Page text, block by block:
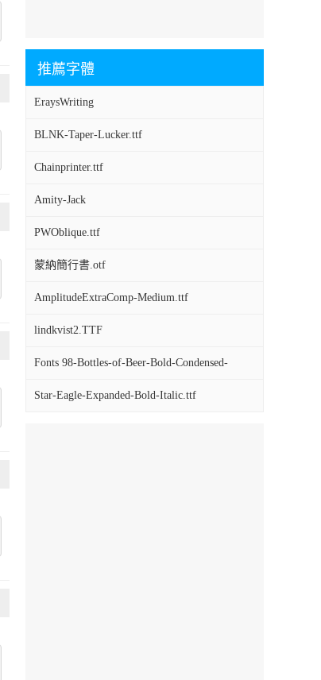
推薦字體
EraysWriting
BLNK-Taper-Lucker.ttf
Chainprinter.ttf
Amity-Jack
PWOblique.ttf
蒙納簡行書.otf
AmplitudeExtraComp-Medium.ttf
lindkvist2.TTF
Fonts 98-Bottles-of-Beer-Bold-Condensed-
Italic.ttf
Star-Eagle-Expanded-Bold-Italic.ttf